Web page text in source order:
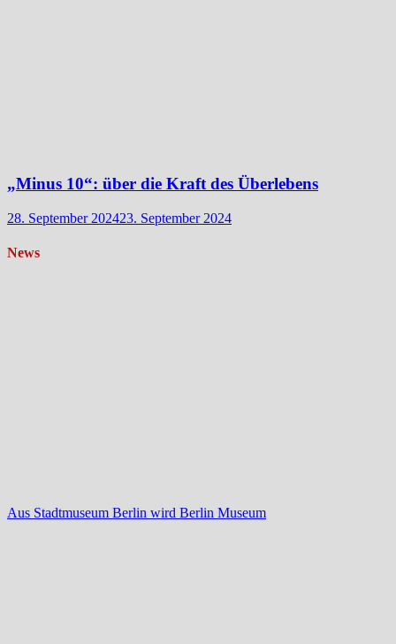
„Minus 10“: über die Kraft des Überlebens
28. September 202423. September 2024
News
Aus Stadtmuseum Berlin wird Berlin Museum